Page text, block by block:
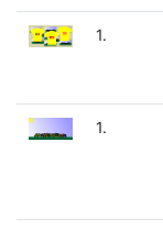
1.
1.